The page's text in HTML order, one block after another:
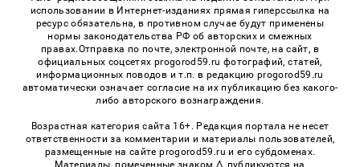
использовании в Интернет-изданиях прямая гиперссылка на
ресурс обязательна, в противном случае будут применены
нормы законодательства РФ об авторских и смежных
правах.Отправка по почте, электронной почте, на сайт, в
официальных соцсетях progorod59.ru фотографий, статей,
информационных поводов и т.п. в редакцию progorod59.ru
автоматически означает согласие на их публикацию без какого-
либо авторского вознаграждения.
Возрастная категория сайта 16+. Редакция портала не несет
ответственности за комментарии и материалы пользователей,
размещенные на сайте progorod59.ru и его субдоменах.
Материалы, помеченные знаком Δ, публикуются на